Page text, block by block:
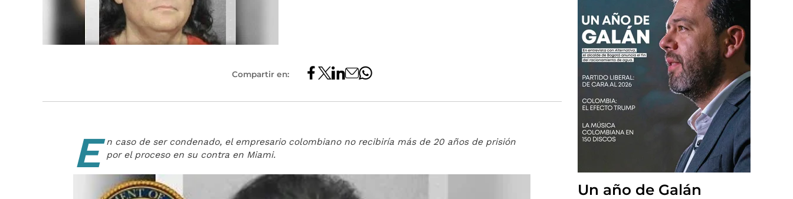
Compartir en:
E n caso de ser condenado, el empresario colombiano no recibiría más de 20 años de prisión
por el proceso en su contra en Miami.
Un año de Galán